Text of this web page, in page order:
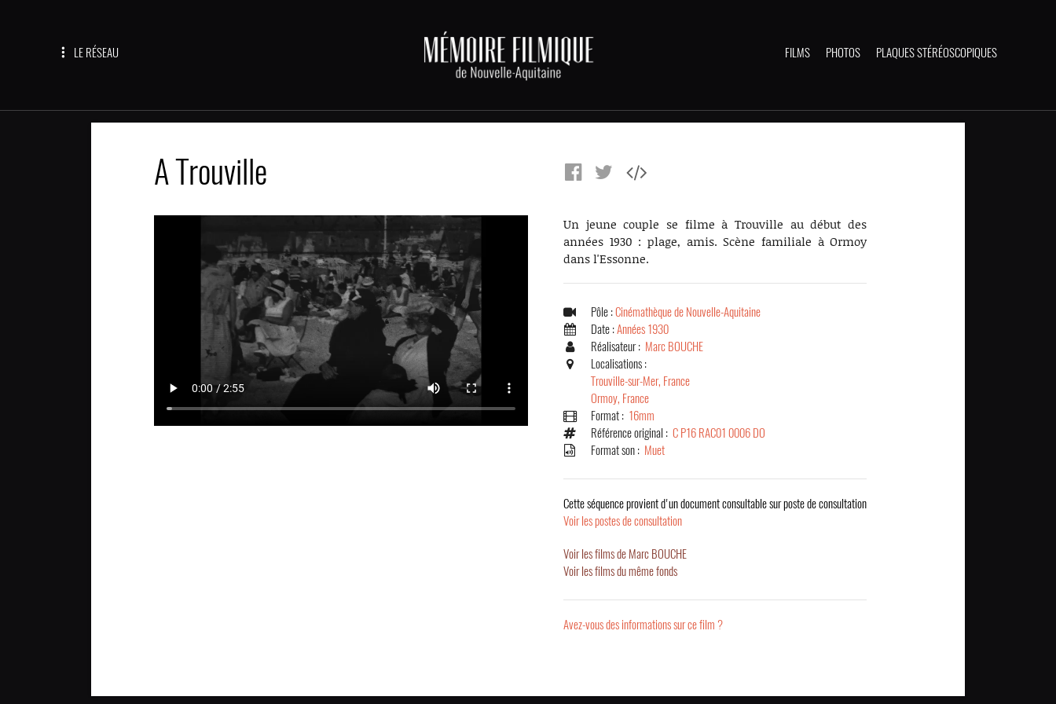
LE RÉSEAU FILMS PHOTOS PLAQUES STÉRÉOSCOPIQUES
A Trouville
Un jeune couple se filme à Trouville au début des
années 1930 : plage, amis. Scène familiale à Ormoy
dans l'Essonne.
Pôle :Cinémathèque de Nouvelle-Aquitaine
Date :Années 1930
Réalisateur : Marc BOUCHE
Localisations :
Trouville-sur-Mer, France
Ormoy, France
Format : 16mm
Référence original : C P16 RAC01 0006 DO
Format son : Muet
Cette séquence provient d'un document consultable sur poste de consultation
Voir les postes de consultation
Voir les films de Marc BOUCHE
Voir les films du même fonds
Avez-vous des informations sur ce film ?